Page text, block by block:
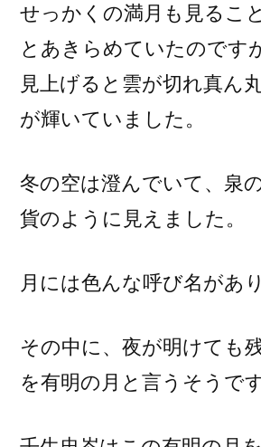
せっかくの満月も見るこ
とあきらめていたのです
見上げると雲が切れ真ん
が輝いていました。
冬の空は澄んでいて、泉
貨のように見えました。
月には色んな呼び名があ
その中に、夜が明けても
を有明の月と言うそうです